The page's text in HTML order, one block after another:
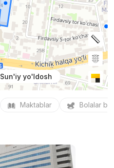
Sun'iy yo'ldosh
Maktablar Bolalar